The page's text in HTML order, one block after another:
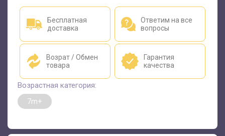
Бесплатная
доставка
Ответим на все
вопросы
Возрат / Обмен
товара
Гарантия
качества
Возрастная категория:
7m+